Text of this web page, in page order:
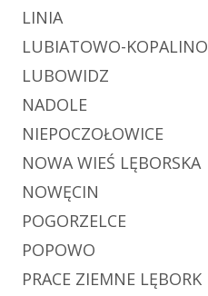
LINIA
LUBIATOWO-KOPALINO
LUBOWIDZ
NADOLE
NIEPOCZOŁOWICE
NOWA WIEŚ LĘBORSKA
NOWĘCIN
POGORZELCE
POPOWO
PRACE ZIEMNE LĘBORK